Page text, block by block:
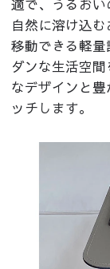
適で、うるお
自然に溶け込
移動できる軽
ダンな生活空
なデザインと
ッチします。